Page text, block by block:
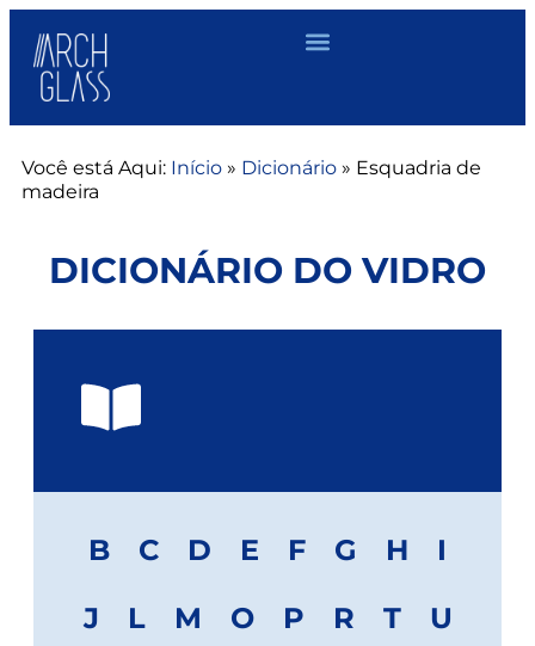
Você está Aqui: Início » Dicionário » Esquadria de
madeira
DICIONÁRIO DO VIDRO
B C D E F G H
I
J
L M O P R T
U